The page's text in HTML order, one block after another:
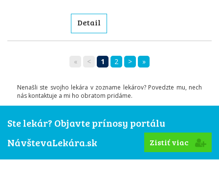
Detail
« < 1 2 > »
Nenašli ste svojho lekára v zozname lekárov? Povedzte mu, nech
nás kontaktuje a mi ho obratom pridáme.
Ste lekár? Objavte prínosy portálu
NávštevaLekára.sk
Zistiť viac